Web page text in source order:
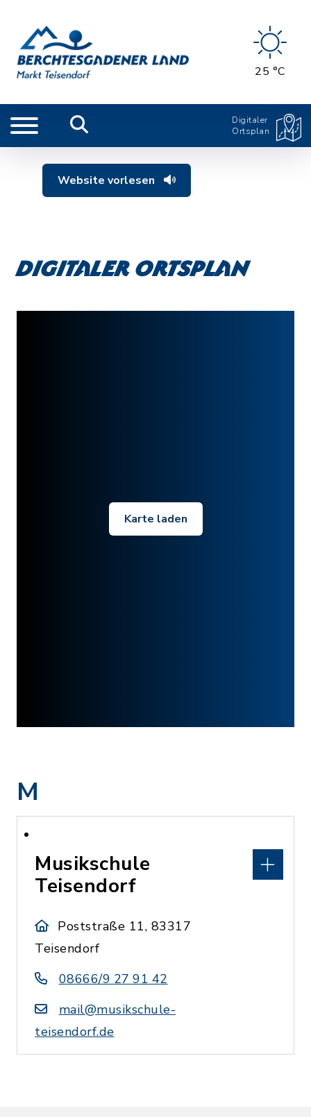
25 °C
Digitaler
Ortsplan
Website vorlesen
Digitaler Ortsplan
Karte laden
M
Musikschule
Teisendorf
Poststraße 11, 83317
Teisendorf
08666/9 27 91 42
mail@musikschule-
teisendorf.de